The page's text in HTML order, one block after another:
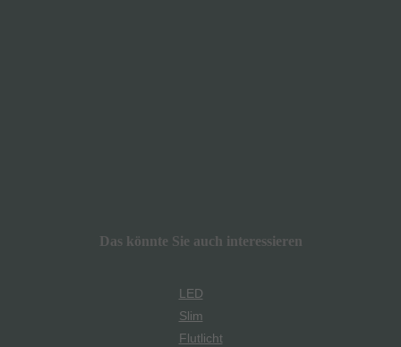
Das könnte Sie auch interessieren
LED
Slim
Flutlicht